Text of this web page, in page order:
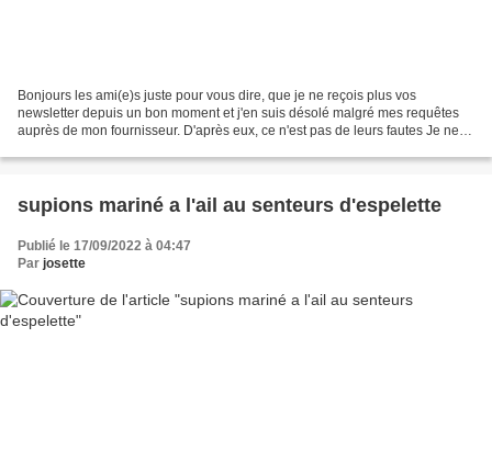
Bonjours les ami(e)s juste pour vous dire, que je ne reçois plus vos
newsletter depuis un bon moment et j'en suis désolé malgré mes requêtes
auprès de mon fournisseur. D'après eux, ce n'est pas de leurs fautes Je ne
supions mariné a l'ail au senteurs d'espelette
Publié le 17/09/2022 à 04:47
Par josette